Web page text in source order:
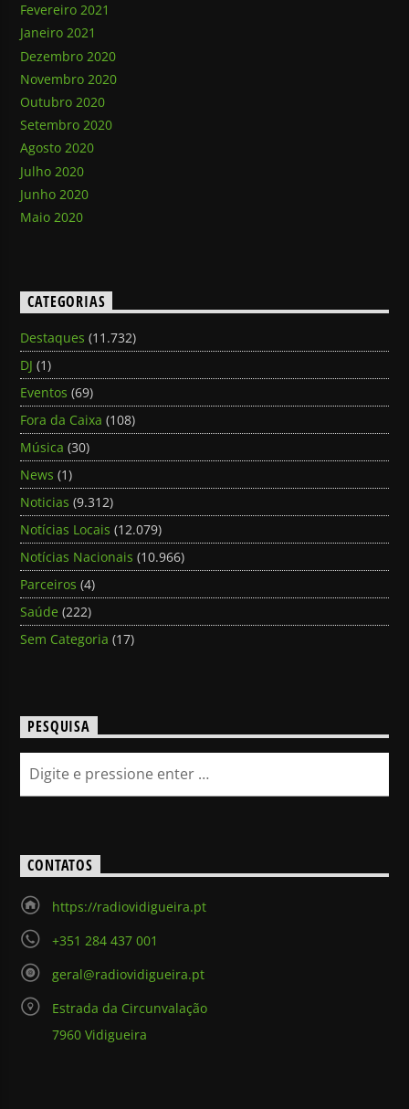
Fevereiro 2021
Janeiro 2021
Dezembro 2020
Novembro 2020
Outubro 2020
Setembro 2020
Agosto 2020
Julho 2020
Junho 2020
Maio 2020
CATEGORIAS
Destaques (11.732)
DJ (1)
Eventos (69)
Fora da Caixa (108)
Música (30)
News (1)
Noticias (9.312)
Notícias Locais (12.079)
Notícias Nacionais (10.966)
Parceiros (4)
Saúde (222)
Sem Categoria (17)
PESQUISA
CONTATOS
https://radiovidigueira.pt
+351 284 437 001
geral@radiovidigueira.pt
Estrada da Circunvalação
7960 Vidigueira